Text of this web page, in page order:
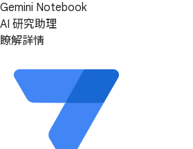
Gemini Notebook
AI 研究助理
瞭解詳情